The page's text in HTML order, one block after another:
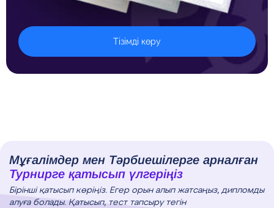
Тізімді көру
Мұғалімдер мен Тәрбиешілерге арналған
Турнирге қатысып үлгеріңіз
Бірінші қатысып көріңіз. Егер орын алып жатсаңыз, дипломды
алуға болады. Қатысып, тест тапсыру тегін